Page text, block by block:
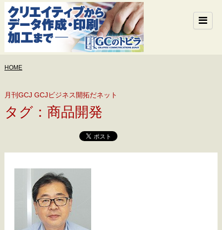
HOME
月刊GCJ GCJビジネス開拓だネット
タグ：商品開発